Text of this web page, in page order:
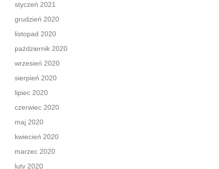
styczeń 2021
grudzień 2020
listopad 2020
październik 2020
wrzesień 2020
sierpień 2020
lipiec 2020
czerwiec 2020
maj 2020
kwiecień 2020
marzec 2020
luty 2020